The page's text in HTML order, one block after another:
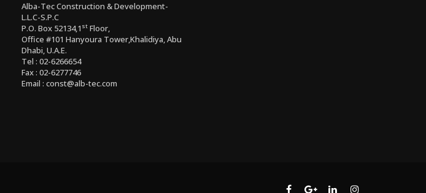
Alba-Tec Construction & Development-
L.L.C-S.P.C
P.O. Box 52134,1 st Floor,
Office #101 Hanyoura Tower,Khalidiya, Abu
Dhabi, U.A.E.
Tel : 02-6266654
Fax : 02-6277746
Email : const@alb-tec.com